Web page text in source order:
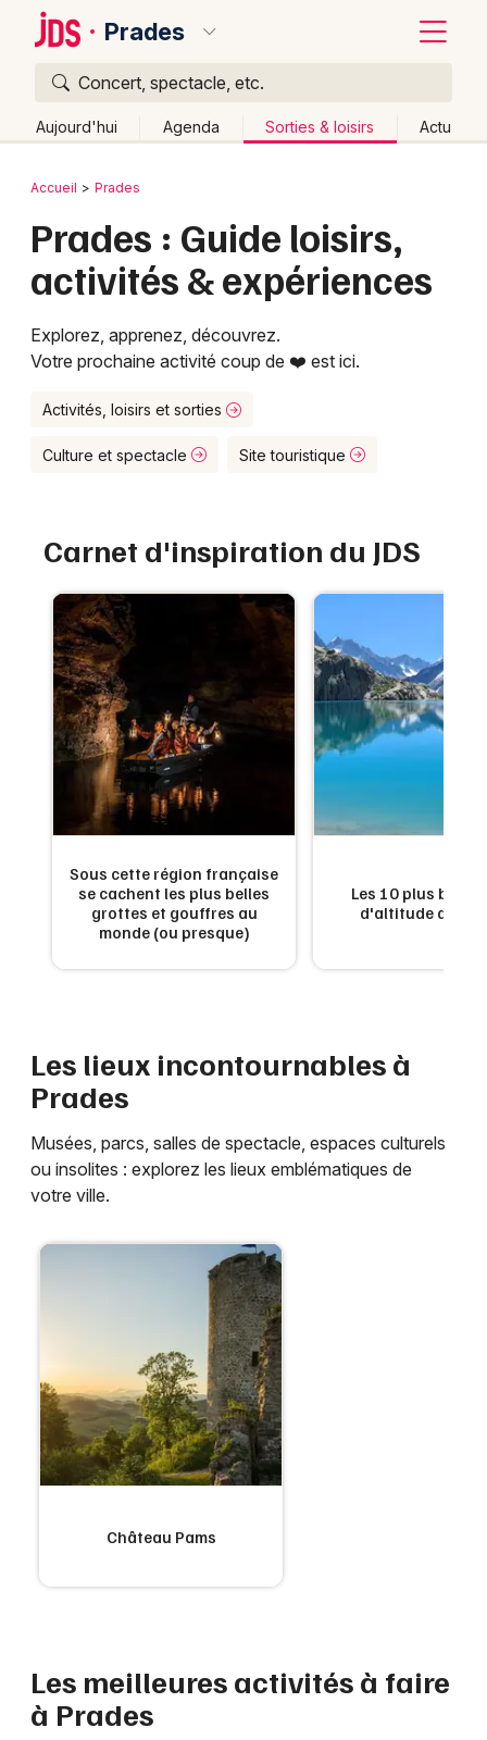
Prades
Concert, spectacle, etc.
Aujourd'hui Agenda Sorties & loisirs Actu
Publier un événement
Grands événements
Activité & Expérience
Sports
Soirées
Sorties famille
Expos
Annuaire dans les Pyrénées-Orientales
Annuaire en Languedoc-Roussillon
Newsletter des sorties
Artistes en tournée
Actus à Prades
66 - Pyrénées-Orientales
Je m'abonne
Bordeaux
Colmar
Lyon
Marseille
Mulhouse
Nantes
Paris
Strasbourg
Toulouse
Toutes les villes
Retour
Accueil Prades
Prades : Guide loisirs,
activités & expériences
Explorez, apprenez, découvrez.
Votre prochaine activité coup de ❤️ est ici.
Activités, loisirs et sorties
Culture et spectacle Site touristique
Carnet d'inspiration du JDS
Sous cette région française
se cachent les plus belles
grottes et gouffres au
monde (ou presque)
Les 10 plus
d'altitude de
Les lieux incontournables à
Prades
Musées, parcs, salles de spectacle, espaces culturels
ou insolites : explorez les lieux emblématiques de
votre ville.
Château Pams
Les meilleures activités à faire
à Prades
Quoi ?
Où ?
Languedoc-Roussillon
Partout
Près de moi
Changer de lieu
Aujourd'hui
Demain Ce week-end Autre